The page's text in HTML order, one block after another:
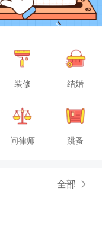
装修 结婚
问律师 跳蚤
全部